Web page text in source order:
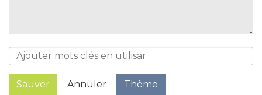
Sauver Annuler
Thème